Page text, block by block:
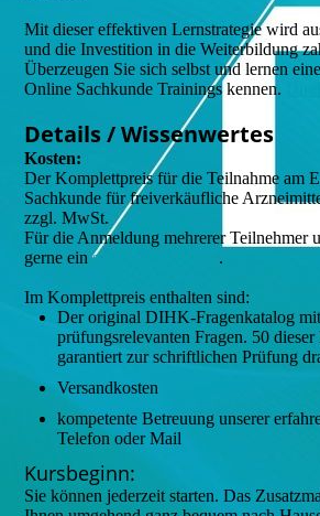
Mit dieser effektiven Lernstrategie wird
und die Investition in die Weiterbildung
Überzeugen Sie sich selbst und lernen
Online Sachkunde Trainings kennen.
Details / Wissenwertes
Kosten:
Der Komplettpreis für die Teilnahme am
Sachkunde für freiverkäufliche
zzgl. MwSt.
Für die Anmeldung mehrerer Teilnehmer
gerne einseparates Angebot .
Im Komplettpreis enthalten sind:
Der original DIHK-Fragenkatalog
prüfungsrelevanten Fragen. 50
garantiert zur schriftlichen Prüfung
Versandkosten
kompetente Betreuung unserer
Telefon oder Mail
Kursbeginn:
Sie können jederzeit starten. Das